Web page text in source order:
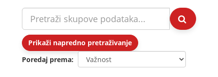
Prikaži napredno pretraživanje
Poredaj prema